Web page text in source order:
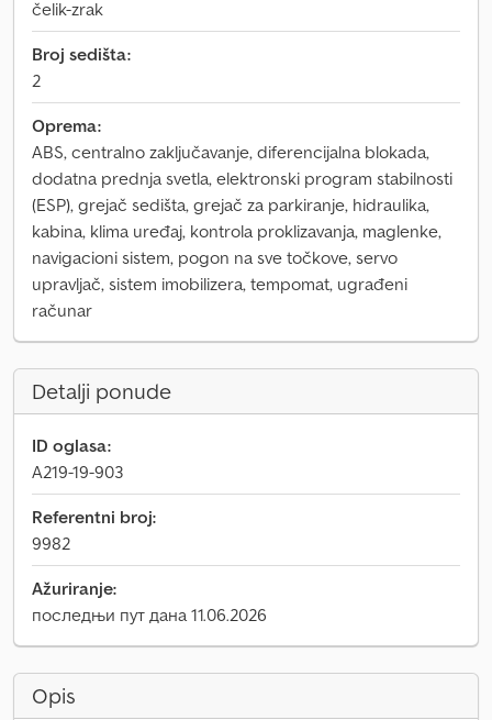
čelik-zrak
Broj sedišta:
2
Oprema:
ABS, centralno zaključavanje, diferencijalna blokada,
dodatna prednja svetla, elektronski program stabilnosti
(ESP), grejač sedišta, grejač za parkiranje, hidraulika,
kabina, klima uređaj, kontrola proklizavanja, maglenke,
navigacioni sistem, pogon na sve točkove, servo
upravljač, sistem imobilizera, tempomat, ugrađeni
računar
Detalji ponude
ID oglasa:
A219-19-903
Referentni broj:
9982
Ažuriranje:
последњи пут дана 11.06.2026
Opis